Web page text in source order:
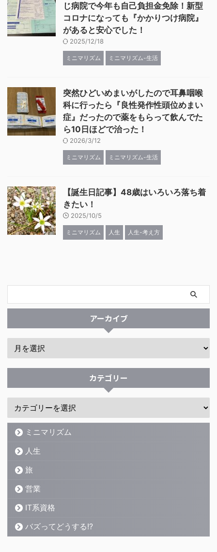
じ病院で今年も自己負担金免除！新型
コロナになっても『かかりつけ病院』
があると安心でした！
2025/12/18
ミニマリズム ミニマリズム-生活
突然ひどいめまいがしたので耳鼻咽喉
科に行ったら『良性発作性頭位めまい
症』だったので薬をもらって飲んでた
ら10日ほどで治った！
2026/3/12
ミニマリズム ミニマリズム-生活
【誕生日記事】48歳はいろいろ落ち着
きたい！
2025/10/5
ミニマリズム 人生 人生-考え方
アーカイブ
カテゴリー
ミニマリズム
人生
旅
営業
IT系資格
バズってどうする!?